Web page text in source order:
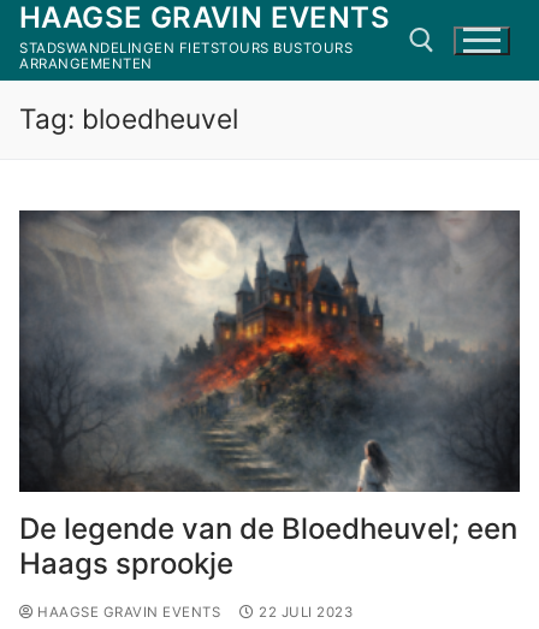
Ga
naar
de
inhoud
HAAGSE GRAVIN EVENTS
STADSWANDELINGEN FIETSTOURS BUSTOURS
ARRANGEMENTEN
Tag: bloedheuvel
De legende van de Bloedheuvel; een
Haags sprookje
HAAGSE GRAVIN EVENTS
22 JULI 2023